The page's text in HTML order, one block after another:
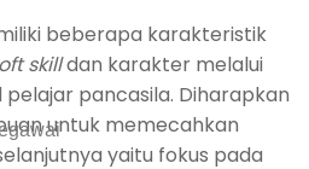
beberapa karakteristik
skilldan karakter melalui
pancasila. Diharapkan
untuk memecahkan
yaitu fokus pada